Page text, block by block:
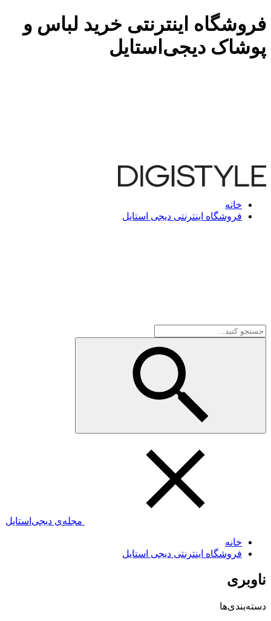
فروشگاه اینترنتی خرید لباس و
پوشاک دیجی‌استایل
خانه
فروشگاه اینترنتی دیجی استایل
مجله‌ی دیجی‌استایل
خانه
فروشگاه اینترنتی دیجی استایل
ناوبری
دسته‌بندی‌ها